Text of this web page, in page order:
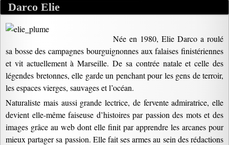
Darco Elie
Née en 1980, Elie Darco a roulé
sa bosse des campagnes bourguignonnes aux falaises finistériennes
et vit actuellement à Marseille. De sa contrée natale et celle des
légendes bretonnes, elle garde un penchant pour les gens de terroir,
les espaces vierges, sauvages et l’océan.
Naturaliste mais aussi grande lectrice, de fervente admiratrice, elle
devient elle-même faiseuse d’histoires par passion des mots et des
images grâce au web dont elle finit par apprendre les arcanes pour
mieux partager sa passion. Elle fait ses armes au sein des rédactions